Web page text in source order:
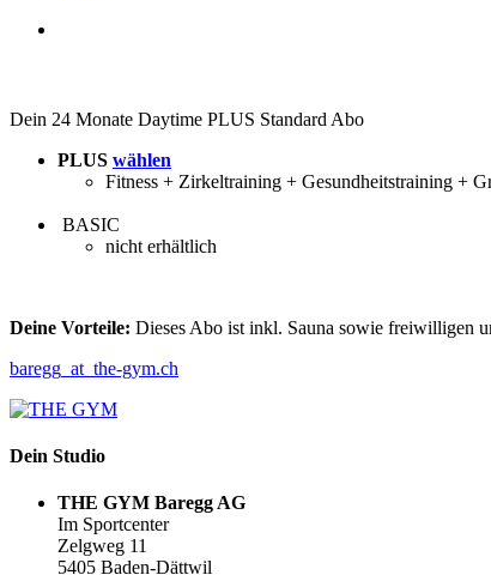
Dein 24 Monate Daytime PLUS Standard Abo
PLUS wählen
Fitness + Zirkeltraining + Gesundheitstraining +
BASIC
nicht erhältlich
Deine Vorteile: Dieses Abo ist inkl. Sauna sowie freiwilligen
baregg _at_ the-gym.ch
Dein Studio
THE GYM Baregg AG
Im Sportcenter
Zelgweg 11
5405 Baden-Dättwil